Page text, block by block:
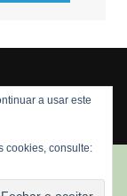
reservados
a usar este
cookies, consulte: